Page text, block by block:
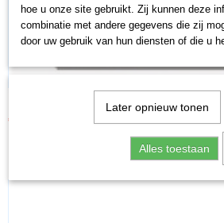
€ 28,01 € 32,95
hoe u onze site gebruikt. Zij kunnen deze
combinatie met andere gegevens die zij
door uw gebruik van hun diensten of die u
Later opnieuw tonen
Alles toestaan